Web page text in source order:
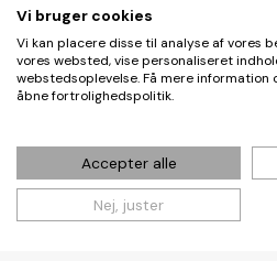
Redaktionen
redaktionen@ops-
© De Fire Vinde ApS 2026
Vi bruger cookies
Vi kan placere disse til analyse af vores
vores websted, vise personaliseret
webstedsoplevelse. Få mere information
åbne fortrolighedspolitik.
Accepter alle
Nej, juster